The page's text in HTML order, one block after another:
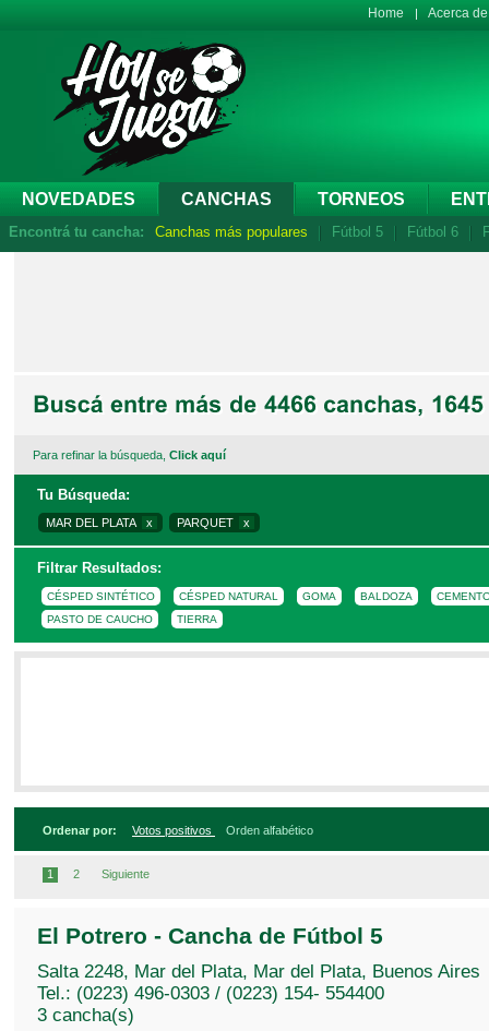
Home Acerca
NOVEDADES CANCHAS TORNEOS
Encontrá tu cancha: Canchas más populares Fútbol 5 Fútbol 6
Para refinar la búsqueda, Click aquí
CANTIDAD DE JUGADORES 5 6 7 8 9 10 11 12
CANCHA TECHADA CANCHA ABIERTA
Tu Búsqueda:
MAR DEL PLATA x PARQUET x
Filtrar Resultados:
CÉSPED SINTÉTICO CÉSPED NATURAL GOMA BALDOZA
PASTO DE CAUCHO
TIERRA
Ordenar por: Votos positivos Orden alfabético
1 2 Siguiente
El Potrero - Cancha de Fútbol 5
Salta 2248, Mar del Plata, Mar del Plata, Buenos Aires
Tel.: (0223) 496-0303 / (0223) 154- 554400
3 cancha(s)